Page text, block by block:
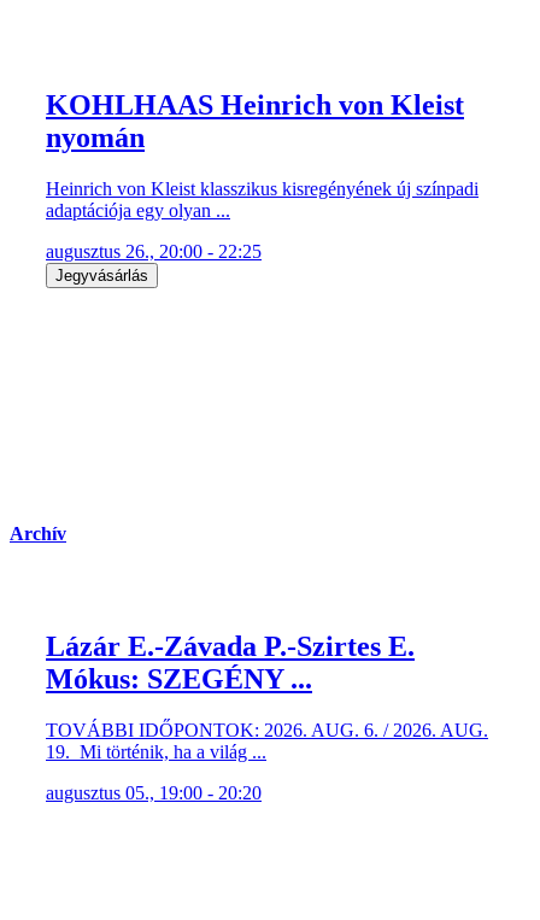
KOHLHAAS Heinrich von Kleist
nyomán
Heinrich von Kleist klasszikus kisregényének új színpadi
adaptációja egy olyan ...
augusztus 26., 20:00 - 22:25
Jegyvásárlás
Archív
Lázár E.-Závada P.-Szirtes E.
Mókus: SZEGÉNY ...
TOVÁBBI IDŐPONTOK: 2026. AUG. 6. / 2026. AUG.
19. Mi történik, ha a világ ...
augusztus 05., 19:00 - 20:20